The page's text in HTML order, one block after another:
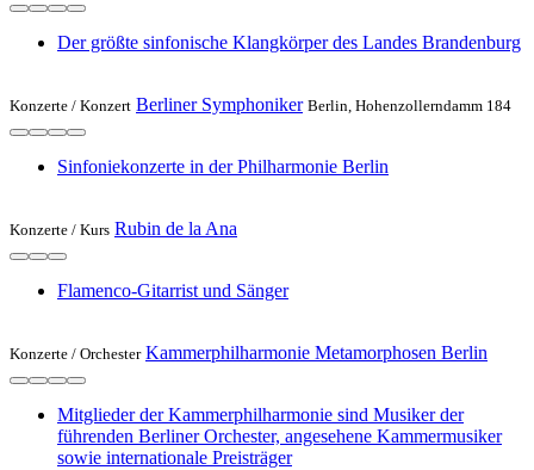
Der größte sinfonische Klangkörper des Landes Brandenburg
Konzerte / Konzert Berliner Symphoniker Berlin, Hohenzollerndamm 184
Sinfoniekonzerte in der Philharmonie Berlin
Konzerte / Kurs Rubin de la Ana
Flamenco-Gitarrist und Sänger
Konzerte / Orchester Kammerphilharmonie Metamorphosen Berlin
Mitglieder der Kammerphilharmonie sind Musiker der
führenden Berliner Orchester, angesehene Kammermusiker
sowie internationale Preisträger